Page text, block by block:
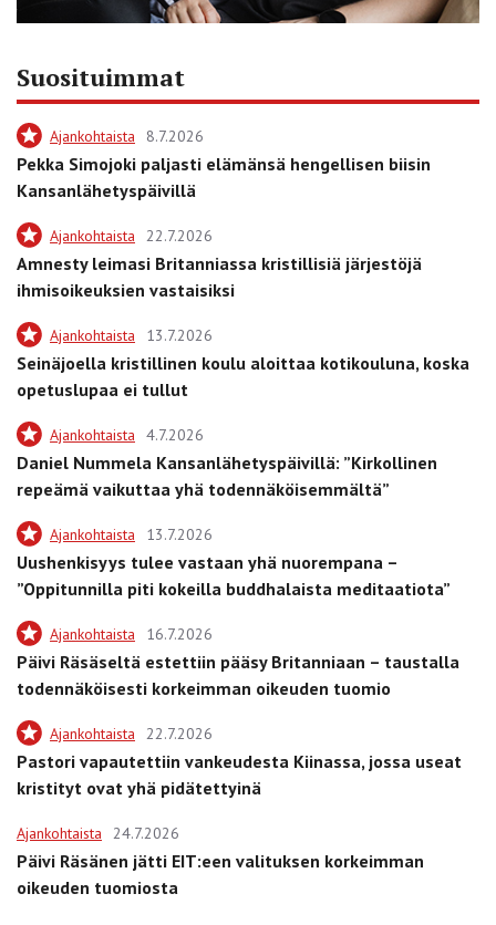
Suosituimmat
Ajankohtaista 8.7.2026
Pekka Simojoki paljasti elämänsä hengellisen biisin
Kansanlähetyspäivillä
Ajankohtaista 22.7.2026
Amnesty leimasi Britanniassa kristillisiä järjestöjä
ihmisoikeuksien vastaisiksi
Ajankohtaista 13.7.2026
Seinäjoella kristillinen koulu aloittaa kotikouluna, koska
opetuslupaa ei tullut
Ajankohtaista 4.7.2026
Daniel Nummela Kansanlähetyspäivillä: ”Kirkollinen
repeämä vaikuttaa yhä todennäköisemmältä”
Ajankohtaista 13.7.2026
Uushenkisyys tulee vastaan yhä nuorempana –
”Oppitunnilla piti kokeilla buddhalaista meditaatiota”
Ajankohtaista 16.7.2026
Päivi Räsäseltä estettiin pääsy Britanniaan – taustalla
todennäköisesti korkeimman oikeuden tuomio
Ajankohtaista 22.7.2026
Pastori vapautettiin vankeudesta Kiinassa, jossa useat
kristityt ovat yhä pidätettyinä
Ajankohtaista 24.7.2026
Päivi Räsänen jätti EIT:een valituksen korkeimman
oikeuden tuomiosta